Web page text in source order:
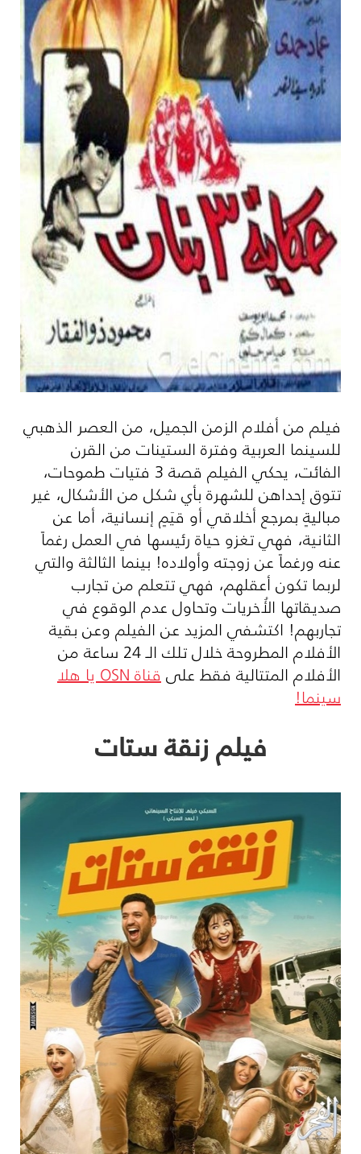
فيلم من أفلام الزمن الجميل، من العصر الذهبي
للسينما العربية وفترة الستينات من القرن
الفائت، يحكي الفيلم قصة 3 فتيات طموحات،
تتوق إحداهن للشهرة بأي شكل من الأشكال، غير
مباليةٍ بمرجع أخلاقي أو قيَمٍ إنسانية، أما عن
الثانية، فهي تغزو حياة رئيسها في العمل رغماً
عنه ورغماً عن زوجته وأولاده! بينما الثالثة والتي
لربما تكون أعقلهم، فهي تتعلم من تجارب
صديقاتها الأُخريات وتحاول عدم الوقوع في
تجاربهم! اكتشفي المزيد عن الفيلم وعن بقية
الأفلام المطروحة خلال تلك الـ 24 ساعة من
الأفلام المتتالية فقط علىقناةOSNيا هلا
سينما!
فيلم زنقة ستات